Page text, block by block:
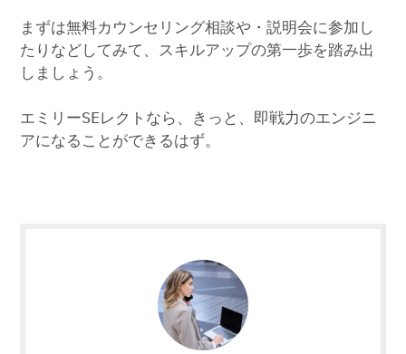
まずは無料カウンセリング相談や・説明会に参加し
たりなどしてみて、スキルアップの第一歩を踏み出
しましょう。
エミリーSEレクトなら、きっと、即戦力のエンジニ
アになることができるはず。